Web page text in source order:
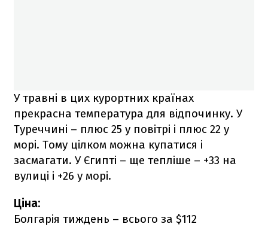
У травні в цих курортних країнах
прекрасна температура для відпочинку. У
Туреччині – плюс 25 у повітрі і плюс 22 у
морі. Тому цілком можна купатися і
засмагати. У Єгипті – ще тепліше – +33 на
вулиці і +26 у морі.
Ціна:
Болгарія тиждень – всього за $112